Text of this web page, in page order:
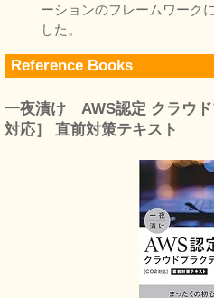
ーションのフレームワーク
した。
Reference Books
一夜漬け AWS認定 クラウド
対応］ 直前対策テキスト